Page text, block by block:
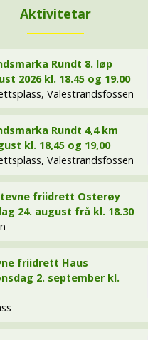
Aktivitetar
Rundt 8. løp
2026 kl. 18.45 og 19.00
Valestrandsfossen
Rundt 4,4 km
kl. 18,45 og 19,00
Valestrandsfossen
friidrett Osterøy
24. august frå kl. 18.30
friidrett Haus
2. september kl.